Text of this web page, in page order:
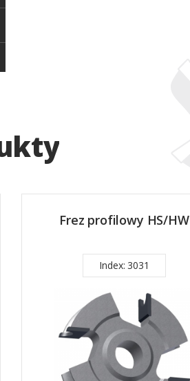
Frez profilowy HS/HW
Index: 3031